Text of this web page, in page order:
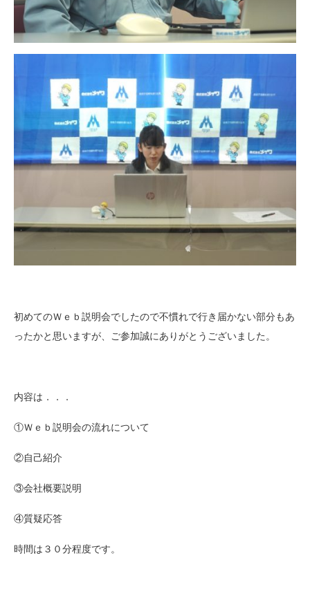
初めてのＷｅｂ説明会でしたので不慣れで行き届かない部分もあ
ったかと思いますが、ご参加誠にありがとうございました。
内容は．．．
①Ｗｅｂ説明会の流れについて
②自己紹介
③会社概要説明
④質疑応答
時間は３０分程度です。